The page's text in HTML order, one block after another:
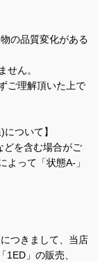
の品質変化がある
せん。
ご理解頂いた上で
ついて】
どを含む場合がご
よって「状態A-」
つきまして、当店
」の販売、